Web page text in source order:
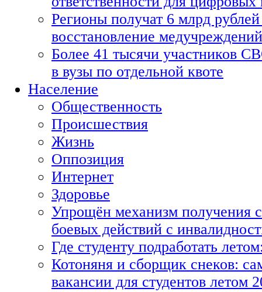
Регионы получат 6 млрд рублей
восстановление медучреждений
Более 41 тысячи участников
в вузы по отдельной квоте
Население
Общественность
Происшествия
Жизнь
Оппозиция
Интернет
Здоровье
Упрощён механизм получения
боевых действий с
Где студенту подработать
Котоняня и сборщик снеков:
вакансии для студентов летом